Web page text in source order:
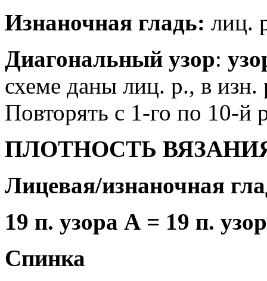
Изнаночная гладь: лиц.
Диагональный узор:
схеме даны лиц. р., в изн.
Повторять с 1-го по 10-й
ПЛОТНОСТЬ
Лицевая/изнаночная
19 п. узора А = 19 п.
Спинка